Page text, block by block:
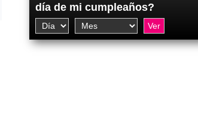
día de mi cumpleaños?